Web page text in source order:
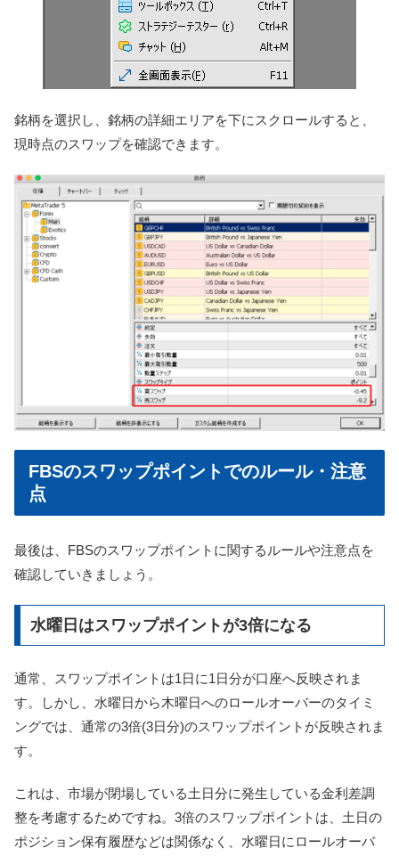
銘柄を選択し、銘柄の詳細エリアを下にスクロールすると、
現時点のスワップを確認できます。
FBSのスワップポイントでのルール・注意
点
最後は、FBSのスワップポイントに関するルールや注意点を
確認していきましょう。
水曜日はスワップポイントが3倍になる
通常、スワップポイントは1日に1日分が口座へ反映されま
す。しかし、水曜日から木曜日へのロールオーバーのタイミ
ングでは、通常の3倍(3日分)のスワップポイントが反映されま
す。
これは、市場が閉場している土日分に発生している金利差調
整を考慮するためですね。3倍のスワップポイントは、土日の
ポジション保有履歴などは関係なく、水曜日にロールオーバ